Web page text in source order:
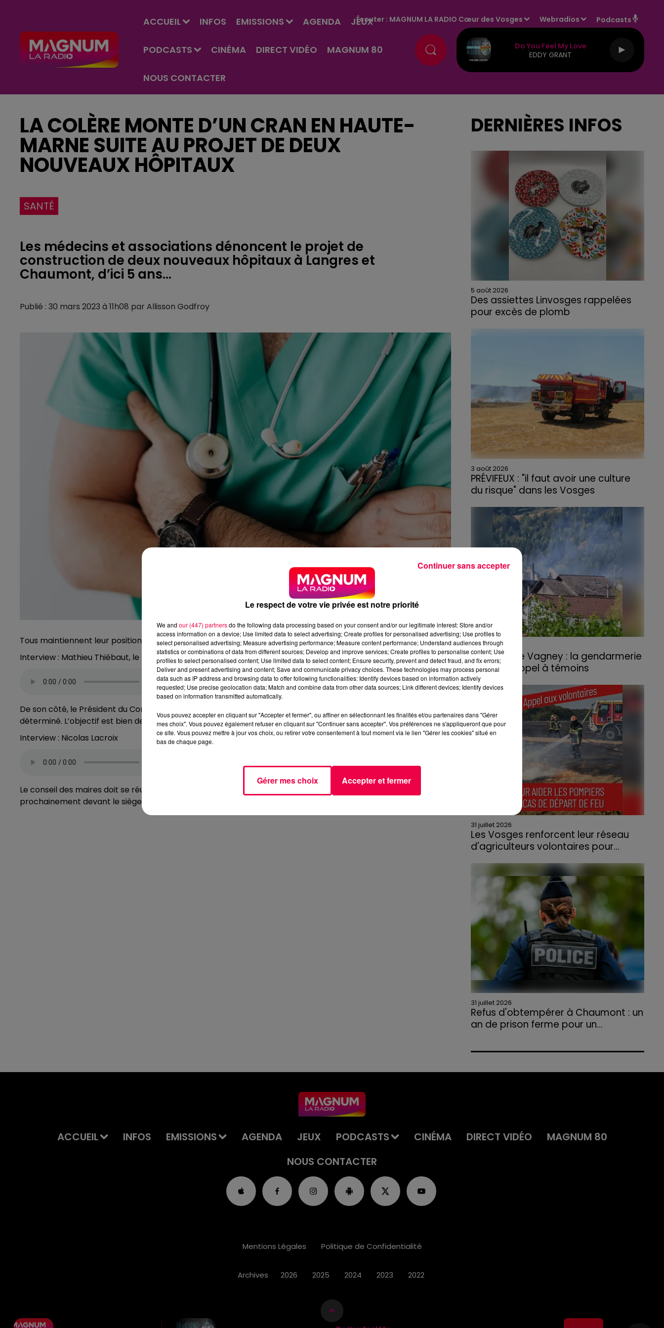
ACCUEIL INFOS EMISSIONS AGENDA JEUX
PODCASTS CINÉMA DIRECT VIDÉO MAGNUM 80
NOUS CONTACTER
Écouter : MAGNUM LA RADIO Cœur des Vosges Webradios Podcasts
Do You Feel My Love
EDDY GRANT
LA COLÈRE MONTE D’UN CRAN EN HAUTE-
MARNE SUITE AU PROJET DE DEUX
NOUVEAUX HÔPITAUX
SANTÉ
Les médecins et associations dénoncent le projet de
construction de deux nouveaux hôpitaux à Langres et
Chaumont, d’ici 5 ans…
Publié : 30 mars 2023 à 11h08 par Allisson Godfroy
Tous maintiennent leur position d’un plateau technique, plus viable, entre les deux villes, situé à Rolampont.
Interview : Mathieu Thiébaut, le Président de l’Association « Avenir Santé Sud Haute-Marne »
De son côté, le Président du Conseil Départemental de la Haute-Marne, Nicolas Lacroix, se montre ferme et
déterminé. L’objectif est bien de construire deux nouveaux hôpitaux à Langres et à Chaumont.
Interview : Nicolas Lacroix
Le conseil des maires doit se réunir ce jeudi 30 Mars... Les opposants n’excluent pas d’aller manifester
prochainement devant le siège de l’ARS à Nancy et devant le conseil départemental à Chaumont
DERNIÈRES INFOS
5 août 2026
Des assiettes Linvosges rappelées
pour excès de plomb
3 août 2026
PRÉVIFEUX : "il faut avoir une culture
du risque" dans les Vosges
3 août 2026
Incendie de Vagney : la gendarmerie
lance un appel à témoins
Le feu, parti d'une haie avant de se propager
au quartier résidentiel, avait détruit deux
habitations et contraint à l'évacuation d'une
centaine de personnes.
31 juillet 2026
Les Vosges renforcent leur réseau
d'agriculteurs volontaires pour...
départs de feu, la Chambre d'agriculture
des Vosges a lancé un appel aux
agriculteurs volontaires pour venir en aide...
31 juillet 2026
Refus d'obtempérer à Chaumont : un
an de prison ferme pour un...
l'annulation de son permis et la confiscation
ACCUEIL INFOS EMISSIONS AGENDA JEUX PODCASTS CINÉMA DIRECT VIDÉO
MAGNUM 80
NOUS CONTACTER
Mentions Légales Politique de Confidentialité
Archives 2026 2025 2024 2023 2022
Le respect de votre vie privée est notre priorité
We and our (447) partnersdo the following data processing based on your consent and/or our legitimate interest: Store and/or
access information on a device; Use limited data to select advertising; Create profiles for personalised advertising; Use profiles to
select personalised advertising; Measure advertising performance; Measure content performance; Understand audiences through
statistics or combinations of data from different sources; Develop and improve services; Create profiles to personalise content; Use
profiles to select personalised content; Use limited data to select content; Ensure security, prevent and detect fraud, and fix errors;
Deliver and present advertising and content; Save and communicate privacy choices. These technologies may process personal
data such as IP address and browsing data to offer following functionalities: Identify devices based on information actively
requested; Use precise geolocation data; Match and combine data from other data sources; Link different devices; Identify devices
based on information transmitted automatically.
Vous pouvez accepter en cliquant sur "Accepter et fermer", ou affiner en sélectionnant les finalités et/ou partenaires dans "Gérer
mes choix". Vous pouvez également refuser en cliquant sur "Continuer sans accepter". Vos préférences ne s'appliqueront que pour
ce site. Vous pouvez mettre à jour vos choix, ou retirer votre consentement à tout moment via le lien "Gérer les cookies" situé en
bas de chaque page.
Gérer mes choix Accepter et fermer
Continuer sans accepter